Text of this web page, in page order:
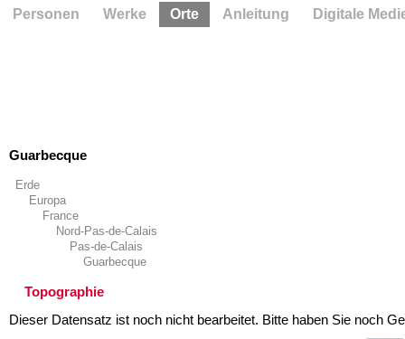
Guarbecque
Erde
Europa
France
Nord-Pas-de-Calais
Pas-de-Calais
Guarbecque
Topographie
Dieser Datensatz ist noch nicht bearbeitet. Bitte haben Sie noch
Personen Werke Orte Anleitung Digitale